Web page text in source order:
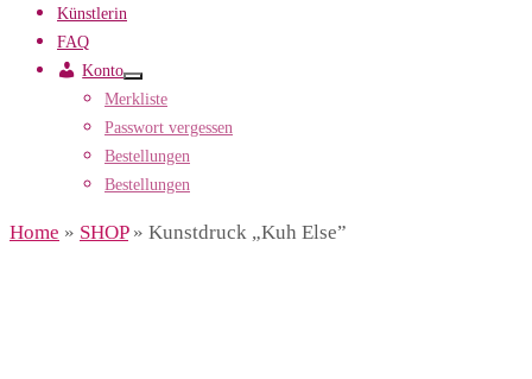
Künstlerin
FAQ
Konto
Merkliste
Passwort vergessen
Bestellungen
Bestellungen
Home » SHOP» Kunstdruck „Kuh Else”